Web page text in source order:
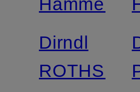
Dirndl
ROTHSEE